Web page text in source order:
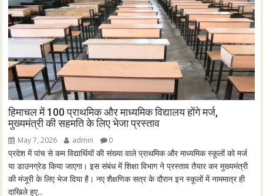
हिमाचल में 100 प्राथमिक और माध्यमिक विद्यालय होंगे मर्ज,
मुख्यमंत्री की सहमति के लिए भेजा प्रस्ताव
May 7, 2026 admin 0
प्रदेश में पांच से कम विद्यार्थियों की संख्या वाले प्राथमिक और माध्यमिक स्कूलों को मर्ज
या डाउनग्रेड किया जाएगा। इस संबंध में शिक्षा विभाग ने प्रस्ताव तैयार कर मुख्यमंत्री
की मंजूरी के लिए भेज दिया है। नए शैक्षणिक सत्र के दौरान इन स्कूलों में नाममात्र ही
दाखिले हुए...